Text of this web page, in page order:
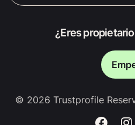
¿Eres
© 2026 Trustprofile